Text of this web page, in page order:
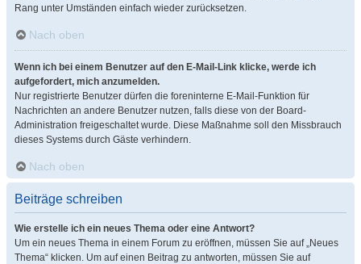
Rang unter Umständen einfach wieder zurücksetzen.
Nach oben
Wenn ich bei einem Benutzer auf den E-Mail-Link klicke, werde ich
aufgefordert, mich anzumelden.
Nur registrierte Benutzer dürfen die foreninterne E-Mail-Funktion für
Nachrichten an andere Benutzer nutzen, falls diese von der Board-
Administration freigeschaltet wurde. Diese Maßnahme soll den Missbrauch
dieses Systems durch Gäste verhindern.
Nach oben
Beiträge schreiben
Wie erstelle ich ein neues Thema oder eine Antwort?
Um ein neues Thema in einem Forum zu eröffnen, müssen Sie auf „Neues
Thema“ klicken. Um auf einen Beitrag zu antworten, müssen Sie auf